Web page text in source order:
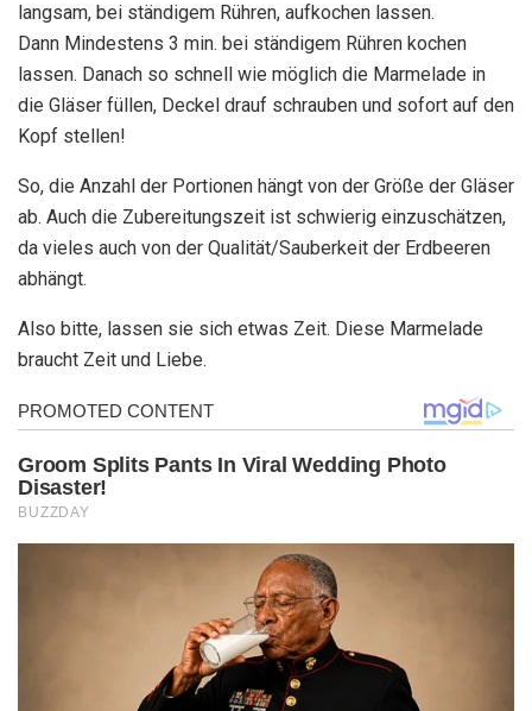
langsam, bei ständigem Rühren, aufkochen lassen.
Dann Mindestens 3 min. bei ständigem Rühren kochen
lassen. Danach so schnell wie möglich die Marmelade in
die Gläser füllen, Deckel drauf schrauben und sofort auf den
Kopf stellen!
So, die Anzahl der Portionen hängt von der Größe der Gläser
ab. Auch die Zubereitungszeit ist schwierig einzuschätzen,
da vieles auch von der Qualität/Sauberkeit der Erdbeeren
abhängt.
Also bitte, lassen sie sich etwas Zeit. Diese Marmelade
braucht Zeit und Liebe.